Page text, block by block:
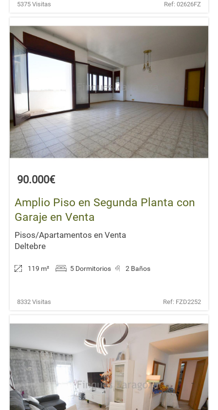
5375 Visitas Ref: 02626FZ
90.000€
Amplio Piso en Segunda Planta con
Garaje en Venta
Pisos/Apartamentos en Venta
Deltebre
119 m² 5 Dormitorios 2 Baños
8332 Visitas Ref: FZD2252